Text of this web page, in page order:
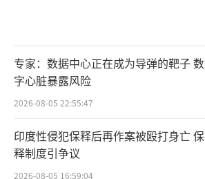
专家：数据中心正在成为导弹的靶子 数
字心脏暴露风险
2026-08-05 22:55:47
印度性侵犯保释后再作案被殴打身亡 保
释制度引争议
2026-08-05 16:59:04